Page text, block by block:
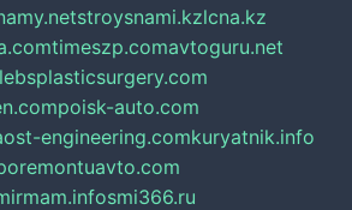
stroysnami.kzlcna.kz
timeszp.comavtoguru.net
poisk-auto.com
ost-engineering.comkuryatnik.info
smi366.ru